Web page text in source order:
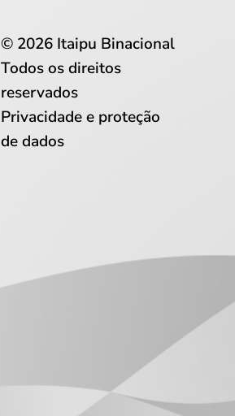
© 2026 Itaipu Binacional
Todos os direitos
reservados
Privacidade e proteção
de dados